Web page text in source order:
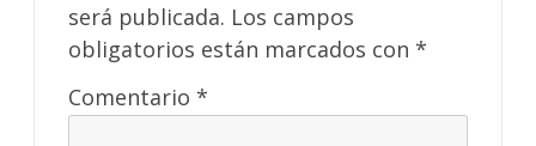
será publicada. Los campos
obligatorios están marcados con *
Comentario *